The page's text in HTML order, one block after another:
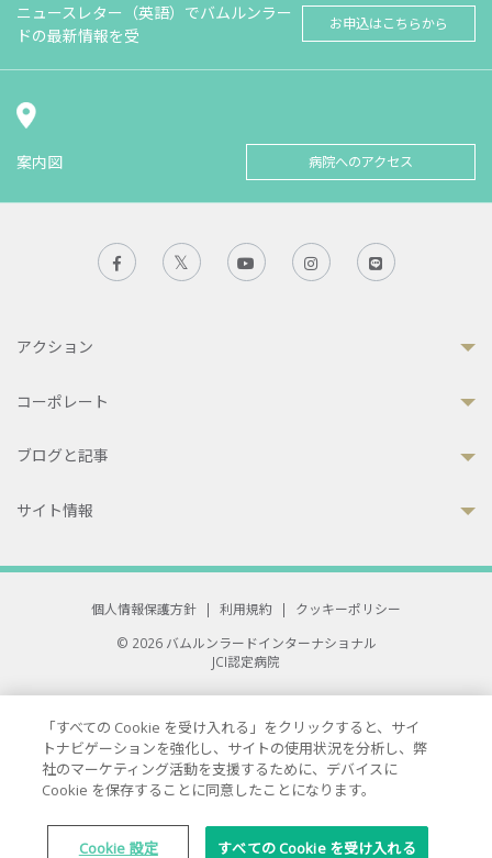
ニュースレター（英語）でバムルンラー
ドの最新情報を受
お申込はこちらから
案内図 病院へのアクセス
アクション
コーポレート
ブログと記事
サイト情報
個人情報保護方針 | 利用規約 |
クッキーポリシー
© 2026 バムルンラードインターナショナル
JCI認定病院
All rights reserved.
「すべての Cookie を受け入れる」をクリックすると、サイ
トナビゲーションを強化し、サイトの使用状況を分析し、弊
社のマーケティング活動を支援するために、デバイスに
Cookie を保存することに同意したことになります。
Cookie 設定 すべての Cookie を受け入れる